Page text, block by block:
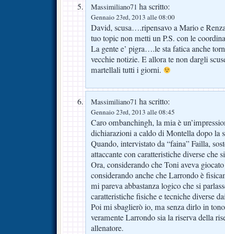
Massimiliano71 ha scritto:
Gennaio 23rd, 2013 alle 08:00
David, scusa….ripensavo a Mario e
tuo topic non metti un P.S. con le
La gente e’ pigra….le sta fatica anche
vecchie notizie. E allora te non dargli
martellali tutti i giorni.
Massimiliano71 ha scritto:
Gennaio 23rd, 2013 alle 08:45
Caro ombanchingh, la mia è
dichiarazioni a caldo di Montella dopo la
Quando, intervistato da “faina” Failla,
attaccante con caratteristiche diverse che
Ora, considerando che Toni aveva
considerando anche che Larrondo è
mi pareva abbastanza logico che si
caratteristiche fisiche e tecniche diverse
Poi mi sbaglierò io, ma senza dirlo in
veramente Larrondo sia la riserva della
allenatore.